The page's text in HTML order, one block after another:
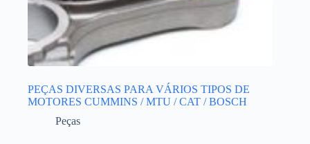
PEÇAS DIVERSAS PARA VÁRIOS TIPOS DE
MOTORES CUMMINS / MTU / CAT / BOSCH
Peças